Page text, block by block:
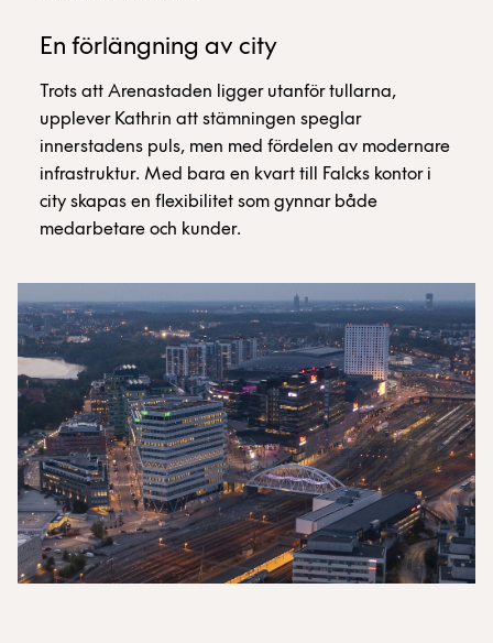
En förlängning av city
Trots att Arenastaden ligger utanför tullarna,
upplever Kathrin att stämningen speglar
innerstadens puls, men med fördelen av modernare
infrastruktur. Med bara en kvart till Falcks kontor i
city skapas en flexibilitet som gynnar både
medarbetare och kunder.